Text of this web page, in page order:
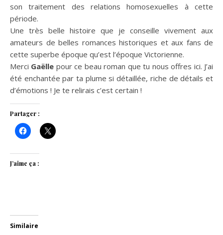
son traitement des relations homosexuelles à cette
période.
Une très belle histoire que je conseille vivement aux
amateurs de belles romances historiques et aux fans de
cette superbe époque qu’est l’époque Victorienne.
Merci Gaëlle pour ce beau roman que tu nous offres ici. J’ai
été enchantée par ta plume si détaillée, riche de détails et
d’émotions ! Je te relirais c’est certain !
Partager :
J’aime ça :
Similaire